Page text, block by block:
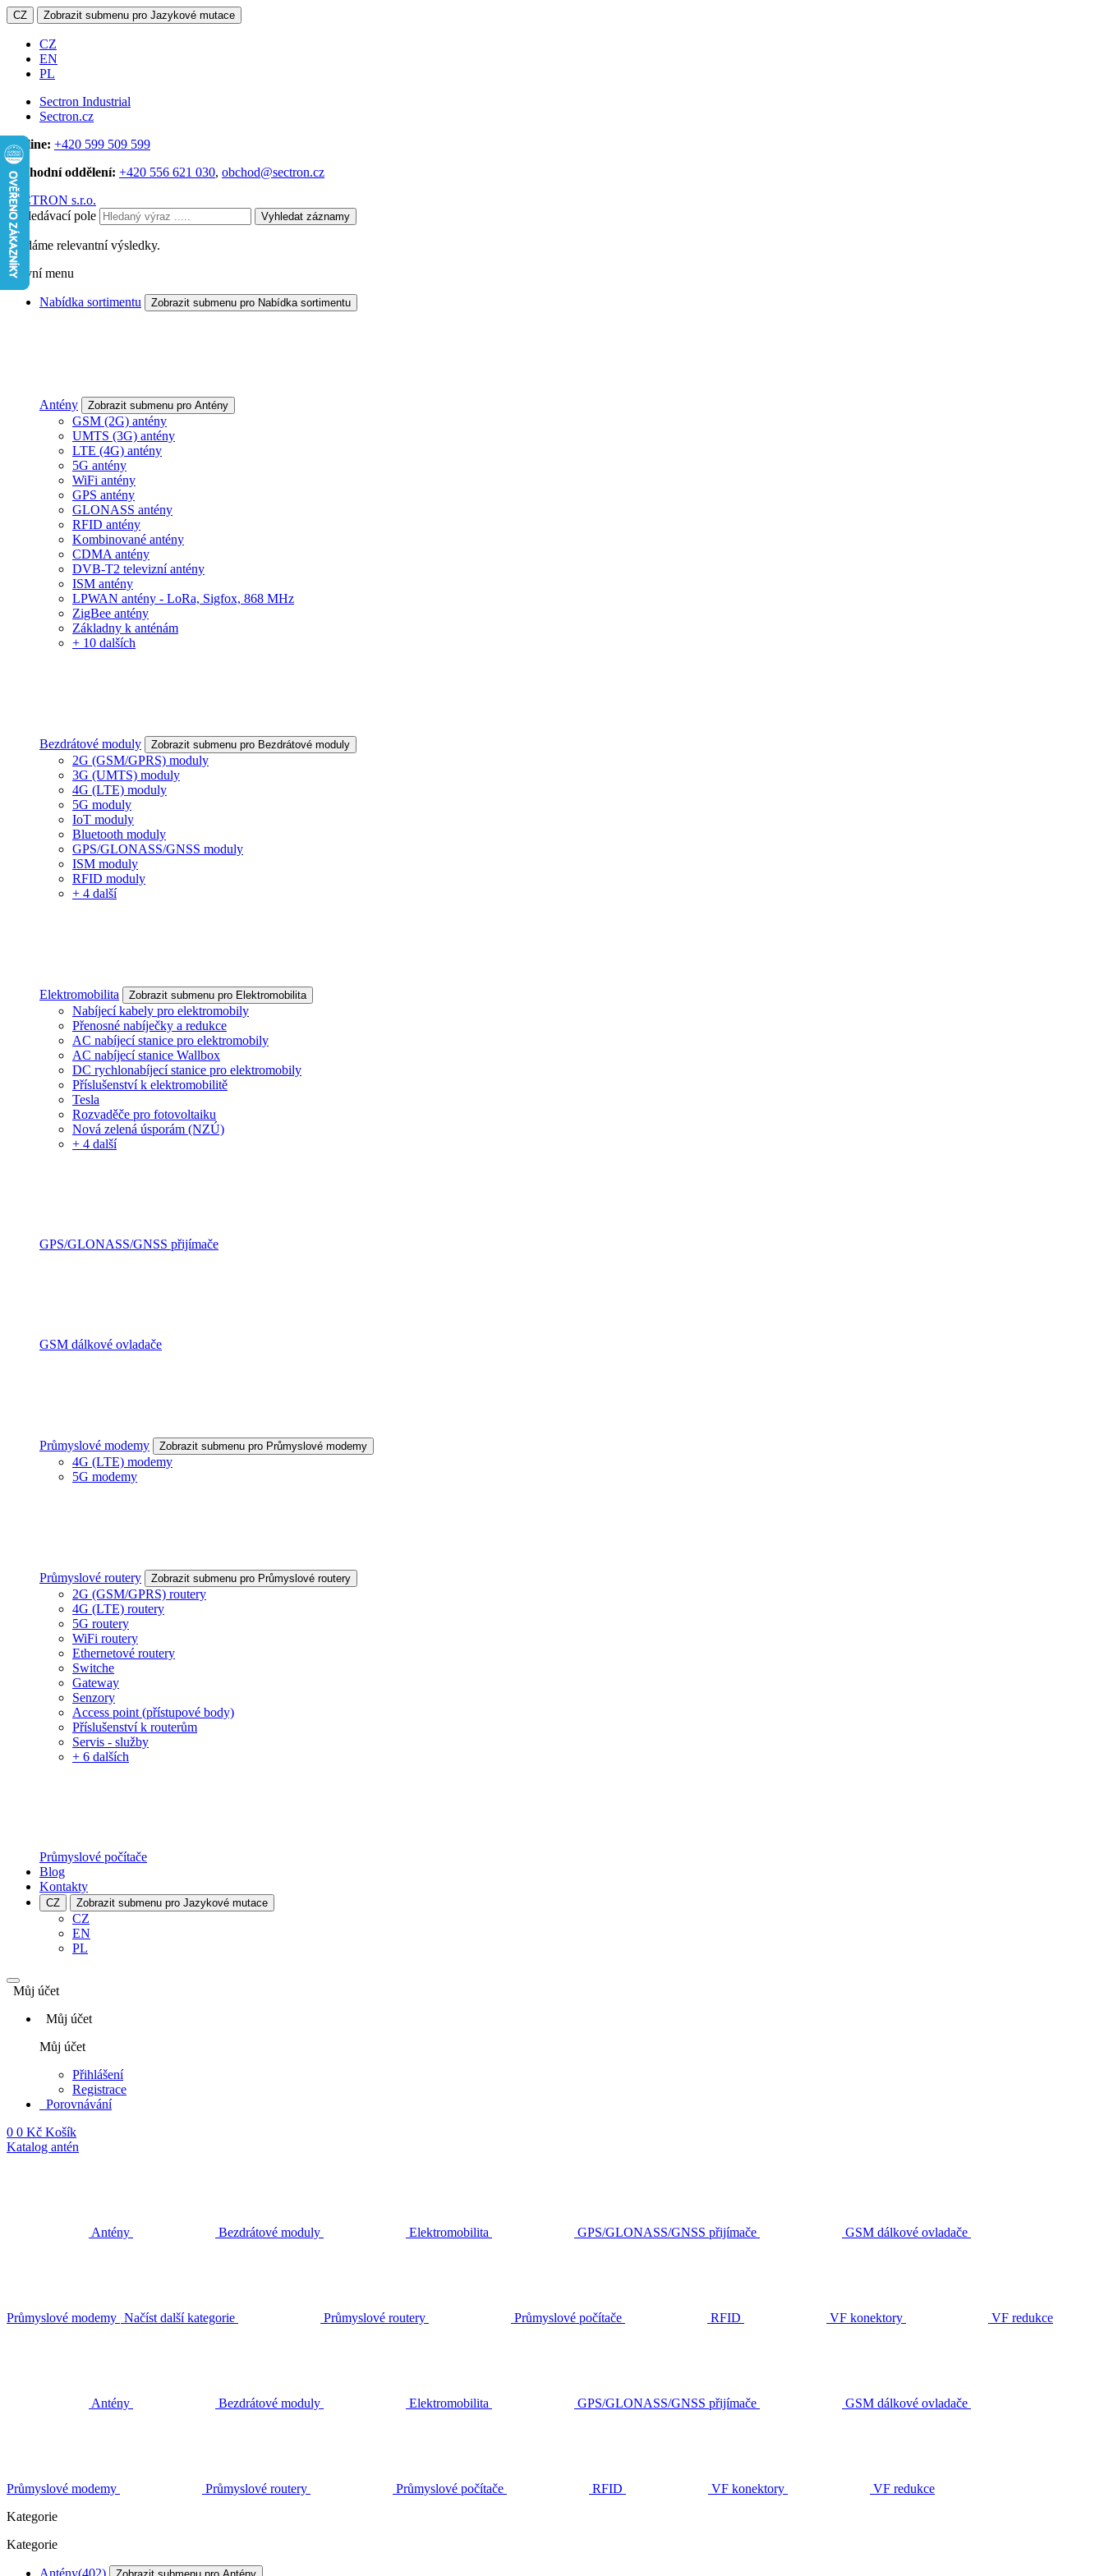
CZ Zobrazit submenu pro Jazykové mutace
CZ
EN
PL
Sectron Industrial
Sectron.cz
Hotline: +420 599 509 599
Obchodní oddělení: +420 556 621 030, obchod@sectron.cz
SECTRON s.r.o.
Vyhledávací pole
Vyhledat záznamy
Hledáme relevantní výsledky.
Hlavní menu
Nabídka sortimentu Zobrazit submenu pro Nabídka sortimentu
Antény Zobrazit submenu pro Antény
GSM (2G) antény
UMTS (3G) antény
LTE (4G) antény
5G antény
WiFi antény
GPS antény
GLONASS antény
RFID antény
Kombinované antény
CDMA antény
DVB-T2 televizní antény
ISM antény
LPWAN antény - LoRa, Sigfox, 868 MHz
ZigBee antény
Základny k anténám
+ 10 dalších
Bezdrátové moduly Zobrazit submenu pro Bezdrátové moduly
2G (GSM/GPRS) moduly
3G (UMTS) moduly
4G (LTE) moduly
5G moduly
IoT moduly
Bluetooth moduly
GPS/GLONASS/GNSS moduly
ISM moduly
RFID moduly
+ 4 další
Elektromobilita Zobrazit submenu pro Elektromobilita
Nabíjecí kabely pro elektromobily
Přenosné nabíječky a redukce
AC nabíjecí stanice pro elektromobily
AC nabíjecí stanice Wallbox
DC rychlonabíjecí stanice pro elektromobily
Příslušenství k elektromobilitě
Tesla
Rozvaděče pro fotovoltaiku
Nová zelená úsporám (NZÚ)
+ 4 další
GPS/GLONASS/GNSS přijímače
GSM dálkové ovladače
Průmyslové modemy Zobrazit submenu pro Průmyslové modemy
4G (LTE) modemy
5G modemy
Průmyslové routery Zobrazit submenu pro Průmyslové routery
2G (GSM/GPRS) routery
4G (LTE) routery
5G routery
WiFi routery
Ethernetové routery
Switche
Gateway
Senzory
Access point (přístupové body)
Příslušenství k routerům
Servis - služby
+ 6 dalších
Průmyslové počítače
Blog
Kontakty
CZ Zobrazit submenu pro Jazykové mutace
CZ
EN
PL
Můj účet
Můj účet
Můj účet
Přihlášení
Registrace
Porovnávání
0 0 Kč Košík
Katalog antén
Antény Bezdrátové moduly Elektromobilita GPS/GLONASS/GNSS přijímače GSM dálkové ovladače
Průmyslové modemy Načíst další kategorie Průmyslové routery Průmyslové počítače RFID VF konektory VF redukce
Antény Bezdrátové moduly Elektromobilita GPS/GLONASS/GNSS přijímače GSM dálkové ovladače
Průmyslové modemy Průmyslové routery Průmyslové počítače RFID VF konektory
VF redukce
Kategorie
Kategorie
Antény(402)